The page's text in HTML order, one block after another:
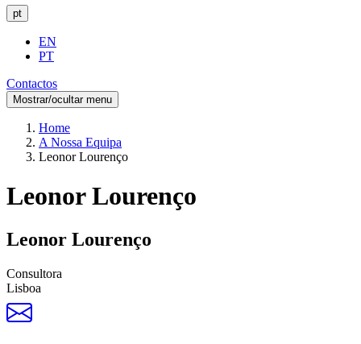
pt
EN
PT
Contactos
Mostrar/ocultar menu
Home
A Nossa Equipa
Leonor Lourenço
Leonor Lourenço
Leonor Lourenço
Consultora
Lisboa